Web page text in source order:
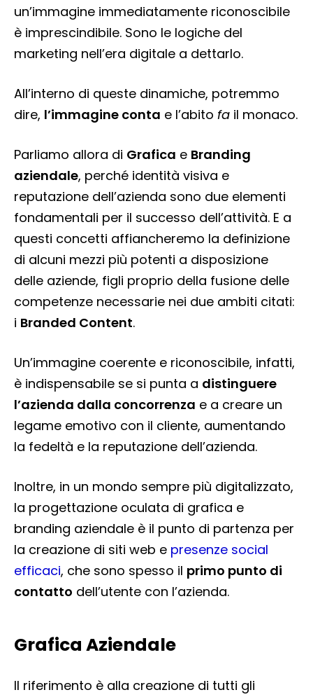
un’immagine immediatamente riconoscibile
è imprescindibile. Sono le logiche del
marketing nell’era digitale a dettarlo.
All’interno di queste dinamiche, potremmo
dire, l’immagine conta e l’abito fa il monaco.
Parliamo allora di Grafica e Branding
aziendale, perché identità visiva e
reputazione dell’azienda sono due elementi
fondamentali per il successo dell’attività. E a
questi concetti affiancheremo la definizione
di alcuni mezzi più potenti a disposizione
delle aziende, figli proprio della fusione delle
competenze necessarie nei due ambiti citati:
i Branded Content.
Un’immagine coerente e riconoscibile, infatti,
è indispensabile se si punta a distinguere
l’azienda dalla concorrenza e a creare un
legame emotivo con il cliente, aumentando
la fedeltà e la reputazione dell’azienda.
Inoltre, in un mondo sempre più digitalizzato,
la progettazione oculata di grafica e
branding aziendale è il punto di partenza per
la creazione di siti web e presenze social
efficaci, che sono spesso il primo punto di
contatto dell’utente con l’azienda.
Grafica Aziendale
Il riferimento è alla creazione di tutti gli